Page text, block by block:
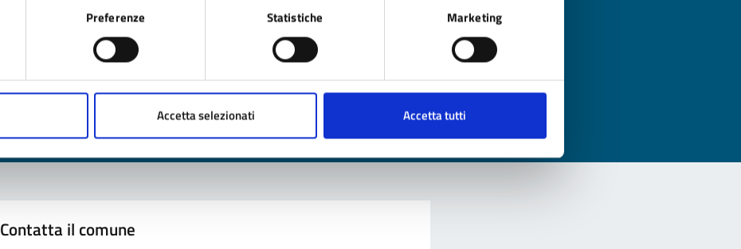
Preferenze Statistiche Marketing
Accetta selezionati Accetta tutti
Quanto sono chiare le informazioni su questa pagina?
Valuta da 1 a 5 stelle la pagina
Valuta 5 stelle su 5
Valuta 4 stelle su 5
Valuta 3 stelle su 5
Valuta 2 stelle su 5
Valuta 1 stelle su 5
Contatta il comune